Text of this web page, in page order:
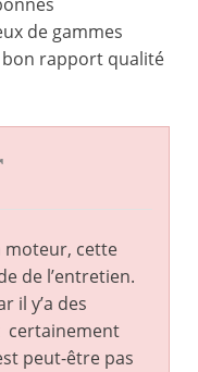
de gammes
bon rapport qualité
moteur, cette
de l’entretien.
il y’a des
certainement
peut-être pas